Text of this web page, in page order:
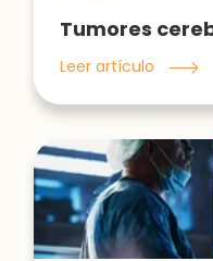
Leer artículo